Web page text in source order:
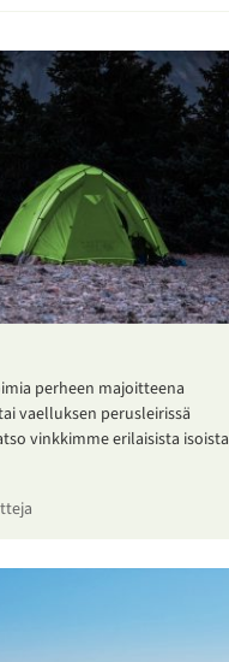
perheen majoitteena
vaelluksen perusleirissä
vinkkimme erilaisista isoista